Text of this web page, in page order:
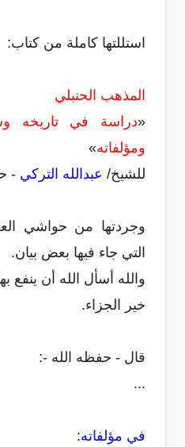
استللتها كاملة من كتاب:
المذهب الحنبلي
«دراسة في تاريخه
ومؤلفاته»
للشيخ/ عبدالله التركي -
وجردتها من حواشي
التي جاء فيها بعض بيان.
والله أسأل الله أن ينفع
خير الجزاء.
قال - حفظه الله -:
...
في مؤلفاته: